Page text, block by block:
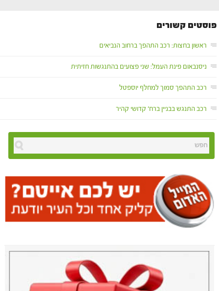
פוסטים קשורים
ראשון בחצות: רכב התהפך ברחוב הנביאים
ניסנבאום פינת העמל: שני פצועים בהתנגשות חזיתית
רכב התהפך סמוך למחלף יוספטל
רכב התנגש בבניין ברח' קדושי קהיר